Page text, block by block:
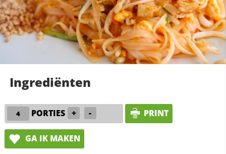
Ingrediënten
PORTIES + - PRINT
GA IK MAKEN